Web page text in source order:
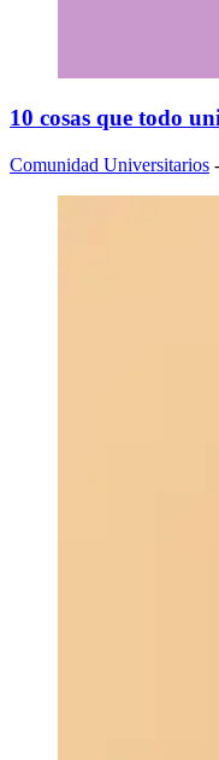
10 cosas que todo
Comunidad Universitarios